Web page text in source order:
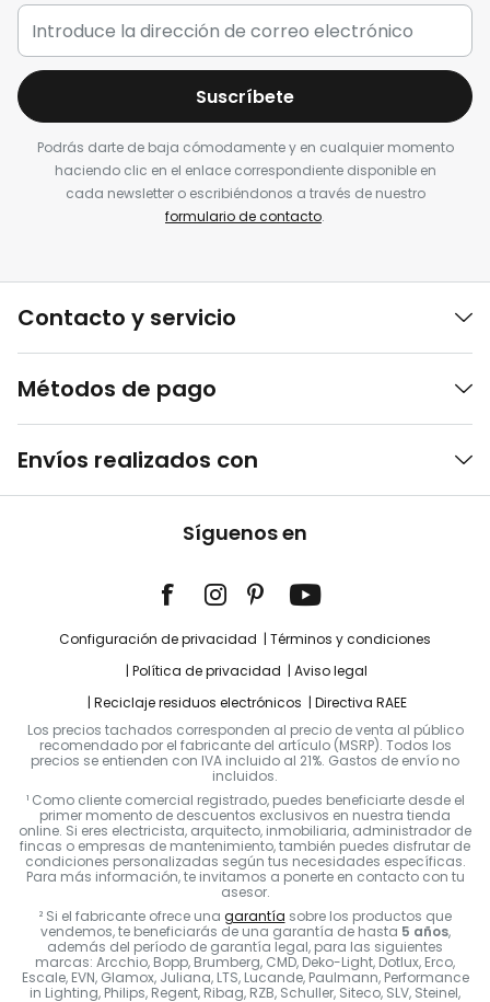
Suscríbete
Podrás darte de baja cómodamente y en cualquier momento
haciendo clic en el enlace correspondiente disponible en
cada newsletter o escribiéndonos a través de nuestro
formulario de contacto.
Contacto y servicio
Métodos de pago
Envíos realizados con
Síguenos en
Configuración de privacidad
Términos y condiciones
Política de privacidad
Aviso legal
Reciclaje residuos electrónicos
Directiva RAEE
Los precios tachados corresponden al precio de venta al público
recomendado por el fabricante del artículo (MSRP). Todos los
precios se entienden con IVA incluido al 21%. Gastos de envío no
incluidos.
¹ Como cliente comercial registrado, puedes beneficiarte desde el
primer momento de descuentos exclusivos en nuestra tienda
online. Si eres electricista, arquitecto, inmobiliaria, administrador de
fincas o empresas de mantenimiento, también puedes disfrutar de
condiciones personalizadas según tus necesidades específicas.
Para más información, te invitamos a ponerte en contacto con tu
asesor.
² Si el fabricante ofrece una garantía sobre los productos que
vendemos, te beneficiarás de una garantía de hasta 5 años,
además del período de garantía legal, para las siguientes
marcas: Arcchio, Bopp, Brumberg, CMD, Deko-Light, Dotlux, Erco,
Escale, EVN, Glamox, Juliana, LTS, Lucande, Paulmann, Performance
in Lighting, Philips, Regent, Ribag, RZB, Schuller, Siteco, SLV, Steinel,